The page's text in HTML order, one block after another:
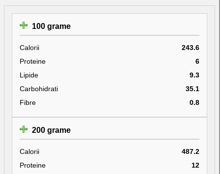
100 grame
Calorii
243.6
Proteine
6
Lipide
9.3
Carbohidrati
35.1
Fibre
0.8
200 grame
Calorii
487.2
Proteine
12